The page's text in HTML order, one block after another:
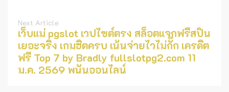
Next Article
เว็บแม่ pgslot เวปไซต์ตรง สล็อตแจกฟรีสปิน
เยอะจริง เกมฮิตครบ เน้นจ่ายไวไม่กั๊ก เครดิต
ฟรี Top 7 by Bradly fullslotpg2.com 11
ม.ค. 2569 พนันออนไลน์